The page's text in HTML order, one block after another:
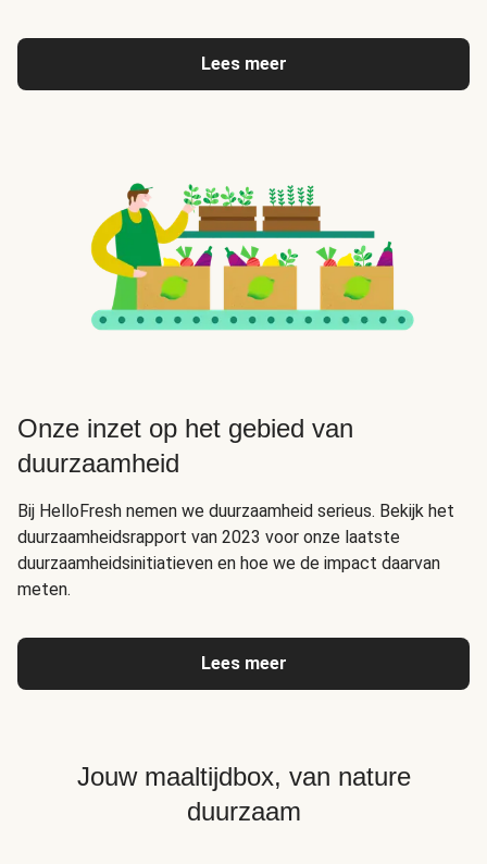
Lees meer
Onze inzet op het gebied van
duurzaamheid
Bij HelloFresh nemen we duurzaamheid serieus. Bekijk het
duurzaamheidsrapport van 2023 voor onze laatste
duurzaamheidsinitiatieven en hoe we de impact daarvan
meten.
Lees meer
Jouw maaltijdbox, van nature
duurzaam